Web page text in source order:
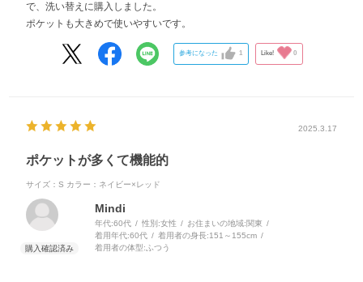
で、洗い替えに購入しました。
ポケットも大きめで使いやすいです。
参考になった 1 Like! 0
2025.3.17
ポケットが多くて機能的
サイズ：S カラー：ネイビー×レッド
Mindi
年代:60代 性別:女性 お住まいの地域:関東
着用年代:60代 着用者の身長:151～155cm
着用者の体型: ふつう